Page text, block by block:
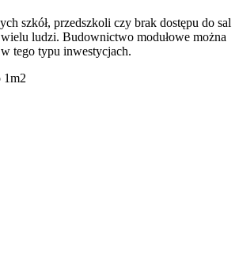
szkół, przedszkoli czy brak dostępu do sal
ludzi. Budownictwo modułowe można
tego typu inwestycjach.
1m2